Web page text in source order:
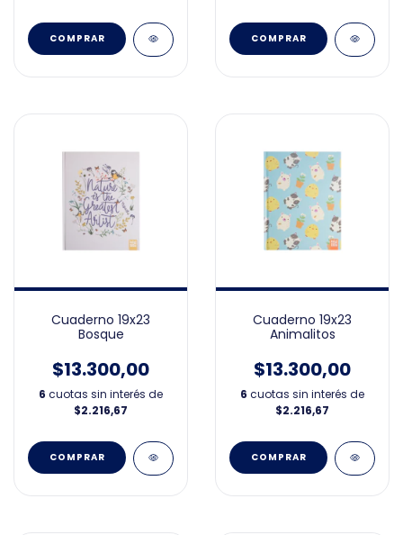
Cuaderno 19x23
Bosque
$13.300,00
6 cuotas sin interés de
$2.216,67
Cuaderno 19x23
Animalitos
$13.300,00
6 cuotas sin interés de
$2.216,67